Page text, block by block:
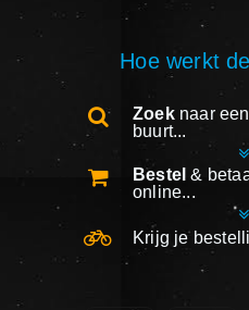
Hoe werkt
Zoeknaar
buurt...
Bestel &
online...
Krijg je